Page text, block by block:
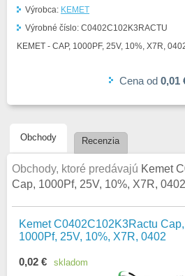
Výrobca: KEMET
Výrobné číslo: C0402C102K3RACTU
KEMET - CAP, 1000PF, 25V, 10%, X7R,
Cena od 0,01
Obchody Recenzia
Obchody, ktoré predávajú Kemet
Cap, 1000Pf, 25V, 10%, X7R, 0402
Kemet C0402C102K3Ractu Cap,
1000Pf, 25V, 10%, X7R, 0402
0,02 € skladom